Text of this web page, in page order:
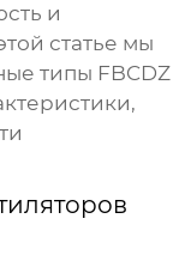
и
статье мы
типы FBCDZ